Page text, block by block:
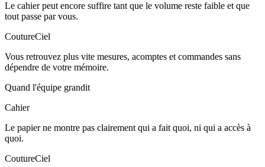
Le cahier peut encore suffire tant que le volume reste faible et que
tout passe par vous.
CoutureCiel
Vous retrouvez plus vite mesures, acomptes et commandes sans
dépendre de votre mémoire.
Quand l'équipe grandit
Cahier
Le papier ne montre pas clairement qui a fait quoi, ni qui a accès à
quoi.
CoutureCiel